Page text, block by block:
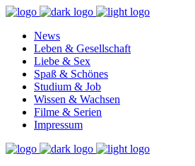
News
Leben & Gesellschaft
Liebe & Sex
Spaß & Schönes
Studium & Job
Wissen & Wachsen
Filme & Serien
Impressum